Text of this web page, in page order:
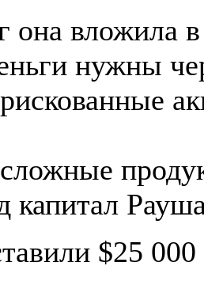
она вложила
нужны
капитал
$25